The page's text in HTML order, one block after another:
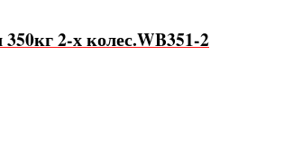
2-х колес.WB351-2